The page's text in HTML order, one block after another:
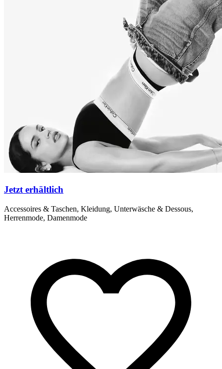
Jetzt erhältlich
Accessoires & Taschen, Kleidung, Unterwäsche & Dessous,
Herrenmode, Damenmode